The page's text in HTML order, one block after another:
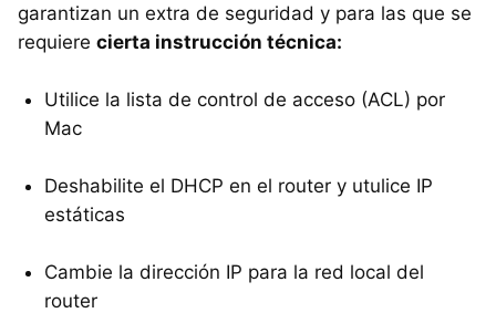
garantizan un extra de seguridad y para las que se
requiere cierta instrucción técnica:
Utilice la lista de control de acceso (ACL) por
Mac
Deshabilite el DHCP en el router y utulice IP
estáticas
Cambie la dirección IP para la red local del
router